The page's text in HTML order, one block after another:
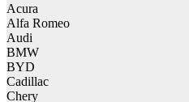
Acura
Alfa Romeo
Audi
BMW
BYD
Cadillac
Chery